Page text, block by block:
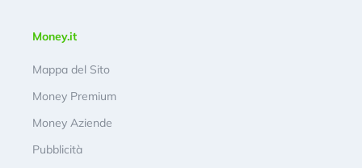
Money.it
Mappa del Sito
Money Premium
Money Aziende
Pubblicità